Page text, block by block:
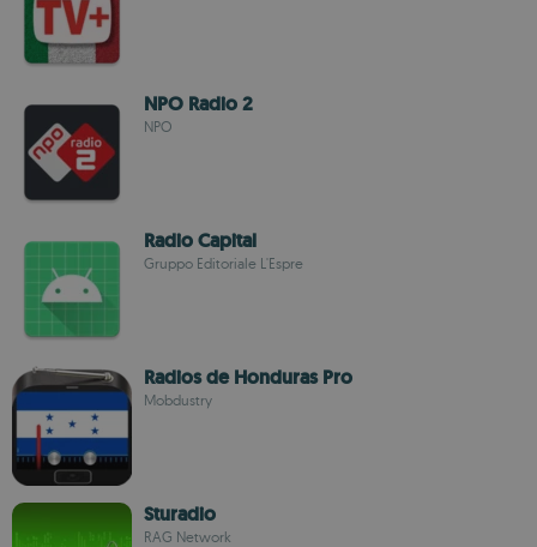
NPO Radio 2
NPO
Radio Capital
Gruppo Editoriale L'Espre
Radios de Honduras Pro
Mobdustry
Sturadio
RAG Network